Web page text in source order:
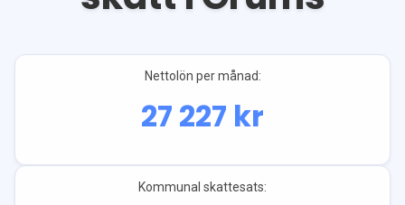
Nettolön per månad:
27 227 kr
Kommunal skattesats: